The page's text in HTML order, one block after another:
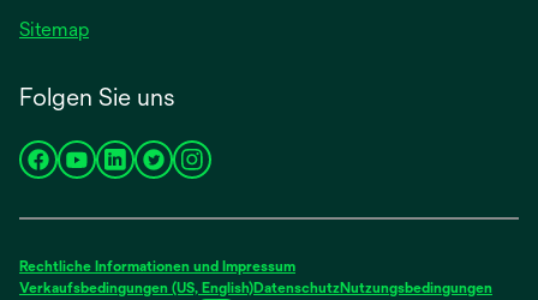
Sitemap
Folgen Sie uns
wird
neuen
Registerkarte
wird
neuen
Registerkarte
wird
neuen
Registerkarte
wird
neuen
Registerkarte
wird
neuen
Registerkarte
Rechtliche Informationen und Impressum
Verkaufsbedingungen (US, English)DatenschutzNutzungsbedingungen